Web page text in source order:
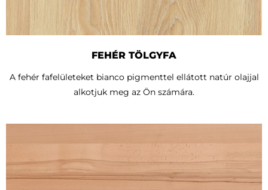
FEHÉR TÖLGYFA
A fehér fafelületeket bianco pigmenttel ellátott natúr olajjal
alkotjuk meg az Ön számára.